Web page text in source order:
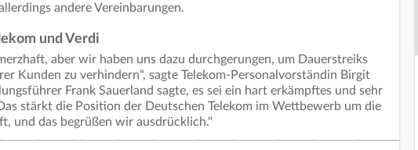
andere Vereinbarungen.
und Verdi
aber wir haben uns dazu durchgerungen, um Dauerstreiks
Kunden zu verhindern", sagte Telekom-Personalvorständin Birgit
Frank Sauerland sagte, es sei ein hart erkämpftes und sehr
stärkt die Position der Deutschen Telekom im Wettbewerb um die
und das begrüßen wir ausdrücklich."